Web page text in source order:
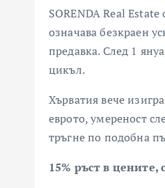
SORENDA Real
означава безкраен
предавка. След 1
цикъл.
Хърватия вече
еврото, умереност
тръгне по подобна
15% ръст в